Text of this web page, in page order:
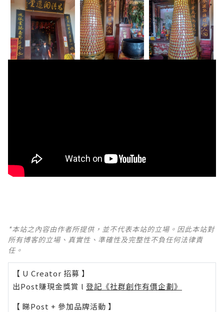
*本站之內容由作者所提供，並不代表本站的立場。因此本站對
所有博客的立場、真實性、準確性及完整性不負任何法律責
任。
【 U Creator 招募 】
出Post賺現金獎賞 l 登記《社群創作有價企劃》
【 睇Post + 參加品牌活動 】